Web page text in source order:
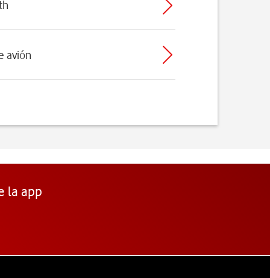
avión
la app